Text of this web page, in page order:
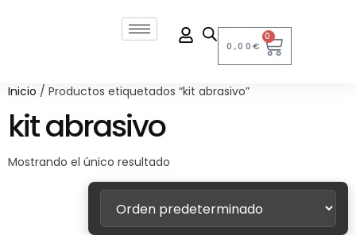
0,00€
0
Inicio / Productos etiquetados “kit abrasivo”
kit abrasivo
Mostrando el único resultado